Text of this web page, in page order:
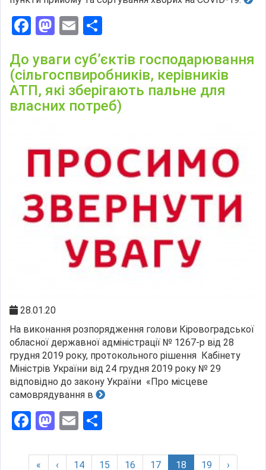
Facebook
Mastodon
Email
До уваги суб’єктів господарювання
(сільгоспвиробників, керівників
АТП, які зберігають пальне для
власних потреб)
28.01.20
На виконання розпорядження голови Кіровоградської
обласної державної адміністрації № 1267-р від 28
грудня 2019 року, протокольного рішення Кабінету
Міністрів України від 24 грудня 2019 року № 29
відповідно до закону України «Про місцеве
самоврядування в
Facebook
Mastodon
Email
« ‹ 14 15 16 17 18(current)
19 ›